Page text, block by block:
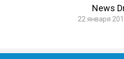
News
22 января